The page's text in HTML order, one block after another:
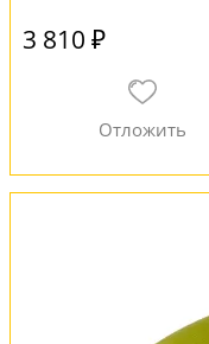
3 810 ₽